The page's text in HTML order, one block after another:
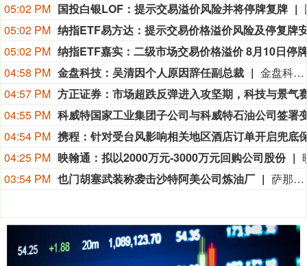
05:02 PM 国投白银LOF：提示交易溢价风险并将停牌复牌
05:02 PM
05:02 PM
04:58 PM 金盘科技：吴清因个人原因辞任副总裁
金盘科技8月9日公告，公司董事会于2026年8月7日收到副总裁吴清的辞职报告，吴清因个人原因申请辞去公司副总裁职务，辞职报告自送达公司董事会之日起生效，吴清仍在公司担任其他职务。
04:57 PM
04:55 PM
04:54 PM
04:25 PM 映翰通：拟以2000万元-3000万元回购公司股份
03:54 PM 也门胡塞武装称袭击沙特阿美公司炼油厂 萨那消息：也门胡塞武装9日称，该组织使用无人机对位于沙特阿拉伯吉赞的沙特阿美公司炼油厂发动了“精准打击”。 胡塞武装发言人叶海亚·萨雷亚在声明中说，此次打击是为了回应不久前沙特无人机侵犯也门领空的行为。 沙特阿拉伯能源部9日早些时候在社交媒体上说，位于吉赞的沙特阿美公司炼油厂的一处设施当天凌晨发生火灾。该公司工业安全消防队已将火灾扑灭，事故未造成人员伤亡。(新华社)